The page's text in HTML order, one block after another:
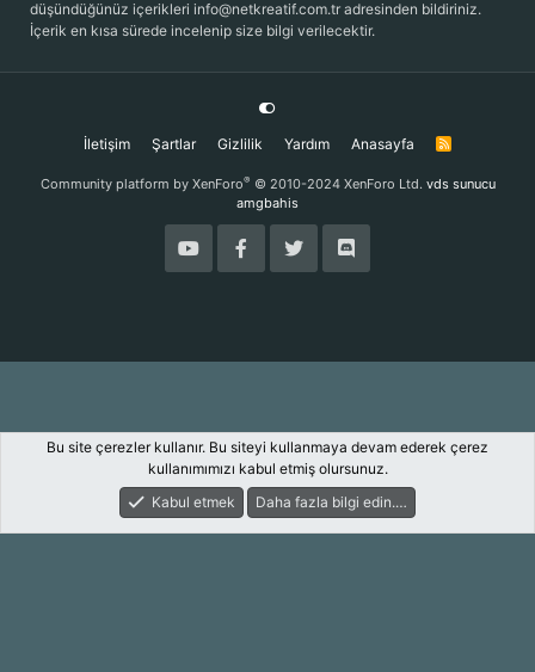
düşündüğünüz içerikleri info@netkreatif.com.tr adresinden bildiriniz.
İçerik en kısa sürede incelenip size bilgi verilecektir.
İletişim Şartlar Gizlilik Yardım Anasayfa
R
Community platform by XenForo® © 2010-2024 XenForo Ltd. vds sunucu
amgbahis
Keşfet Giriş Yap Kayıt Ol
Bu site çerezler kullanır. Bu siteyi kullanmaya devam ederek çerez
kullanımımızı kabul etmiş olursunuz.
Kabul etmek
Daha fazla bilgi edin.…